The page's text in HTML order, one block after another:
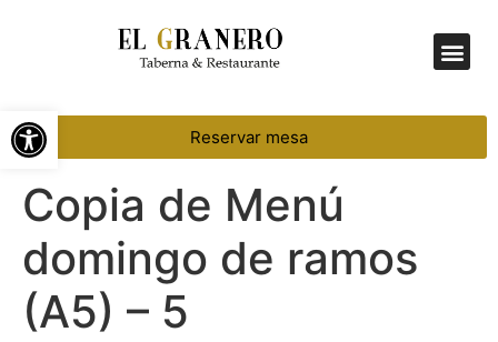
Abrir barra de herramientasReservar mesa
Copia de Menú
domingo de ramos
(A5) – 5